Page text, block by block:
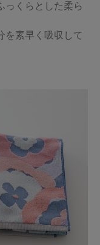
っくらとした柔ら
を素早く吸収して